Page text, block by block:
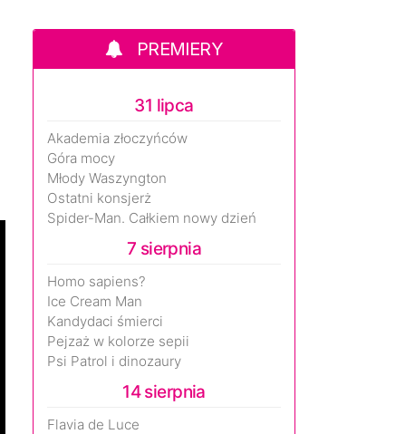
PREMIERY
31 lipca
Akademia złoczyńców
Góra mocy
Młody Waszyngton
Ostatni konsjerż
Spider-Man. Całkiem nowy dzień
7 sierpnia
Homo sapiens?
Ice Cream Man
Kandydaci śmierci
Pejzaż w kolorze sepii
Psi Patrol i dinozaury
14 sierpnia
Flavia de Luce